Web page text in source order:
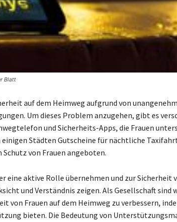
Blatt
auf dem Heimweg aufgrund von
Um dieses Problem anzugehen, gibt es
und Sicherheits-Apps, die Frauen
einigen Städten Gutscheine für nächtliche
Schutz von Frauen angeboten.
eine aktive Rolle übernehmen und zur Sicherheit
und Verständnis zeigen. Als Gesellschaft sind
von Frauen auf dem Heimweg zu verbessern,
bieten. Die Bedeutung von